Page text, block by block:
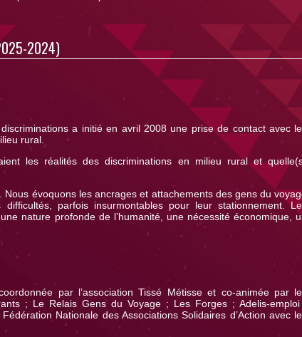
2024)
a initié en avril 2008 une prise de contact avec
rural.
les réalités des discriminations en milieu rural et
évoquons les ancrages et attachements des gens du
parfois insurmontables pour leur stationnement.
nature profonde de l’humanité, une nécessité économique,
par l’association Tissé Métisse et co-animée par
; Le Relais Gens du Voyage ; Les Forges ; Adelis-emploi
Nationale des Associations Solidaires d’Action avec